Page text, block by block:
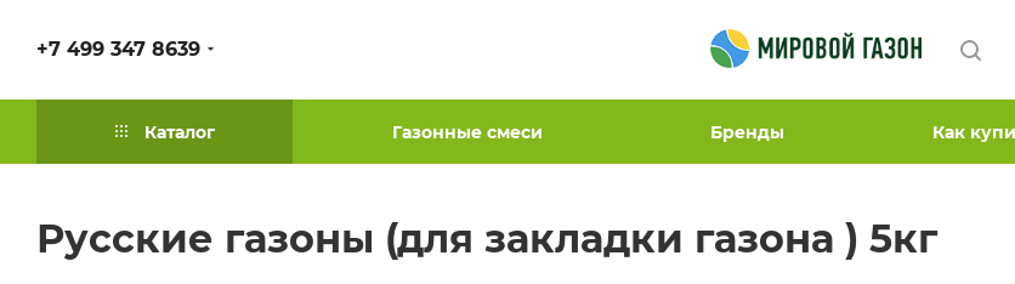
+7 499 347 8639
Каталог Газонные смеси Бренды Как
Русские газоны (для закладки газона ) 5кг